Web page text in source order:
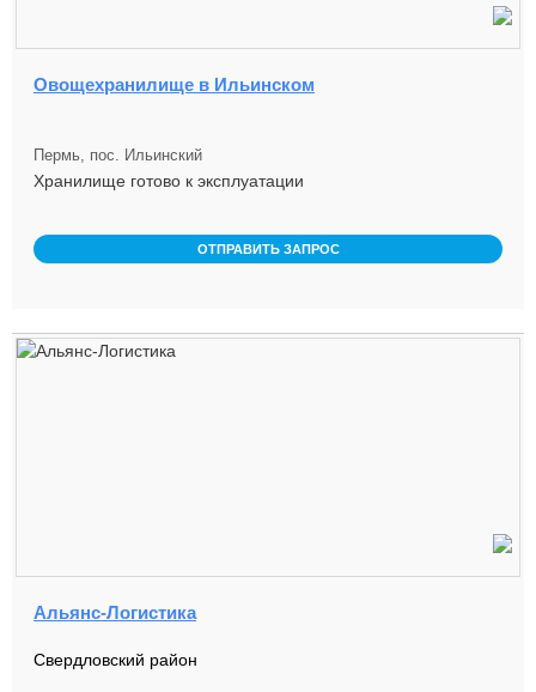
Овощехранилище в Ильинском
Пермь, пос. Ильинский
Хранилище готово к эксплуатации
ОТПРАВИТЬ ЗАПРОС
Альянс-Логистика
Свердловский район